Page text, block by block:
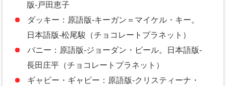
版-戸田恵子
ダッキー：原語版-キーガン＝マイケル・キー。
日本語版-松尾駿（チョコレートプラネット）
バニー：原語版-ジョーダン・ピール。日本語版-
長田庄平（チョコレートプラネット）
ギャビー・ギャビー：原語版-クリスティーナ・